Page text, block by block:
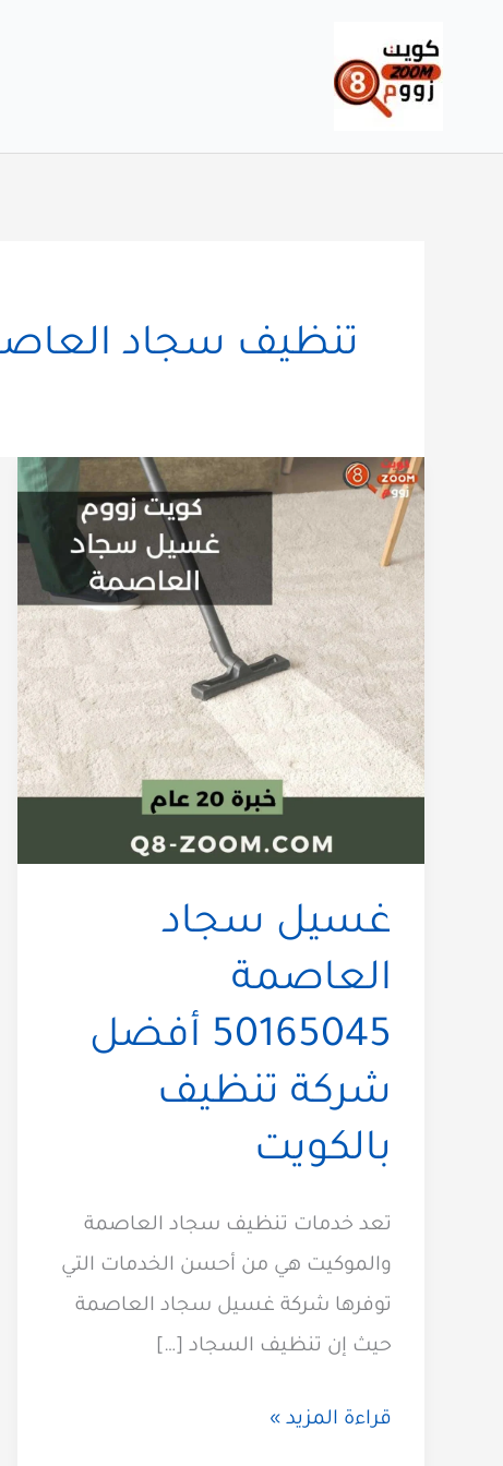
المحتوى
تنظيف سجاد
غسيل سجاد
العاصمة
50165045 أفضل
شركة تنظيف
بالكويت
تعد خدمات تنظيف سجاد العاصمة
والموكيت هي من أحسن الخدمات التي
توفرها شركة غسيل سجاد العاصمة
حيث إن تنظيف السجاد […]
غسيل
قراءة المزيد »